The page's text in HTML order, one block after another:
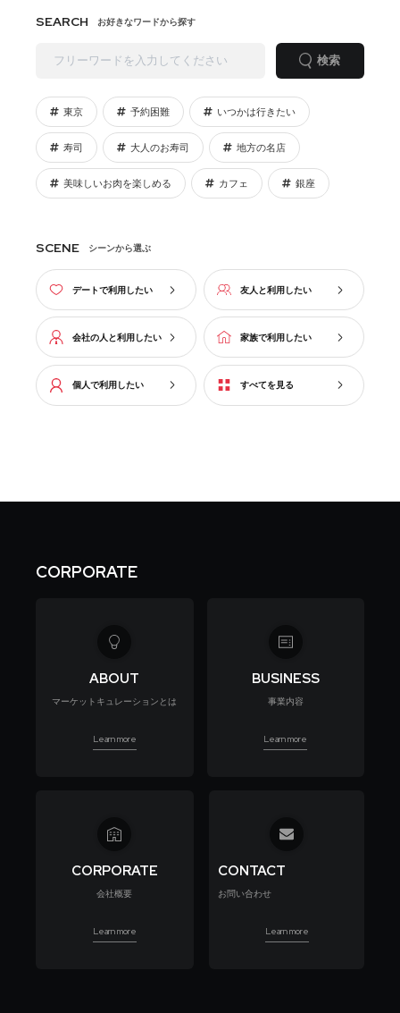
SEARCH お好きなワードから探す
検索
東京 予約困難 いつかは行きたい
寿司 大人のお寿司 地方の名店
美味しいお肉を楽しめる カフェ 銀座
SCENE シーンから選ぶ
デートで利用したい 友人と利用したい
会社の人と利用したい 家族で利用したい
個人で利用したい すべてを見る
CORPORATE
ABOUT
マーケットキュレーションとは
Learn more
BUSINESS
事業内容
Learn more
CORPORATE
会社概要
Learn more
CONTACT
お問い合わせ
Learn more